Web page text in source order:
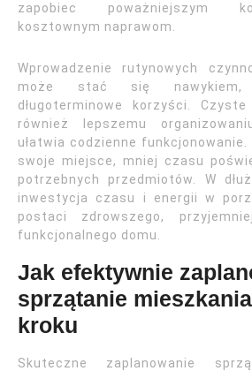
zapobiec poważniejszym
kosztownym naprawom.
Wprowadzenie rutynowych
może stać się nawykiem,
długoterminowe korzyści.
również lepszemu
ułatwia codzienne
swoje miejsce, mniej czasu
potrzebnych przedmiotów. W
inwestycja czasu i energii w
postaci zdrowszego,
funkcjonalnego domu.
Jak efektywnie
sprzątanie
kroku
Skuteczne zaplanowanie